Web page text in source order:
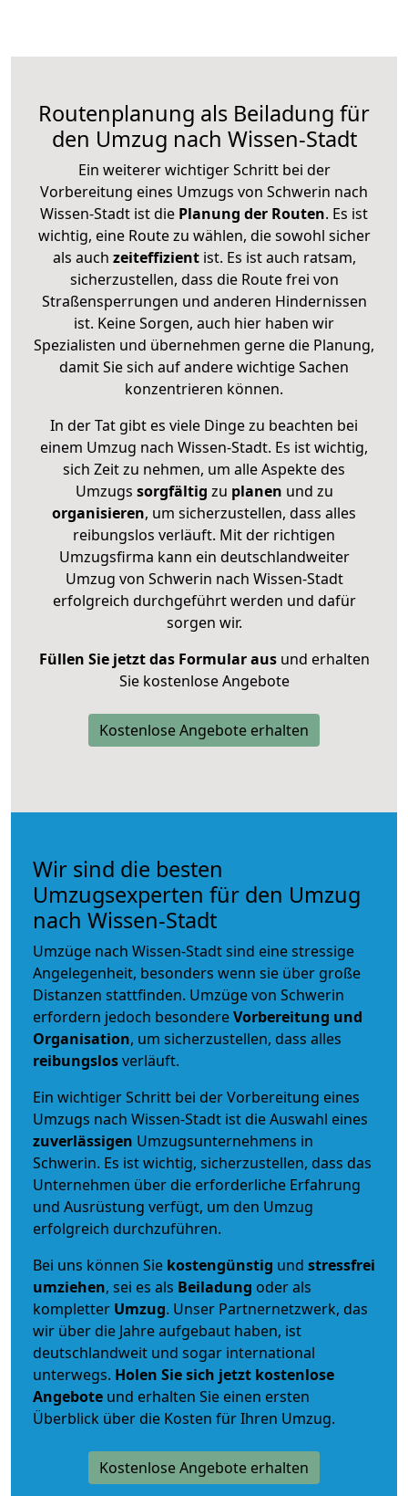
Routenplanung als Beiladung für
den Umzug nach Wissen-Stadt
Ein weiterer wichtiger Schritt bei der
Vorbereitung eines Umzugs von Schwerin nach
Wissen-Stadt ist die Planung der Routen. Es ist
wichtig, eine Route zu wählen, die sowohl sicher
als auch zeiteffizientist. Es ist auch ratsam,
sicherzustellen, dass die Route frei von
Straßensperrungen und anderen Hindernissen
ist. Keine Sorgen, auch hier haben wir
Spezialisten und übernehmen gerne die Planung,
damit Sie sich auf andere wichtige Sachen
konzentrieren können.
In der Tat gibt es viele Dinge zu beachten bei
einem Umzug nach Wissen-Stadt. Es ist wichtig,
sich Zeit zu nehmen, um alle Aspekte des
Umzugs sorgfältig zu planen und zu
organisieren, um sicherzustellen, dass alles
reibungslos verläuft. Mit der richtigen
Umzugsfirma kann ein deutschlandweiter
Umzug von Schwerin nach Wissen-Stadt
erfolgreich durchgeführt werden und dafür
sorgen wir.
Füllen Sie jetzt das Formular ausund erhalten
Sie kostenlose Angebote
Kostenlose Angebote erhalten
Wir sind die besten
Umzugsexperten für den Umzug
nach Wissen-Stadt
Umzüge nach Wissen-Stadt sind eine stressige
Angelegenheit, besonders wenn sie über große
Distanzen stattfinden. Umzüge von Schwerin
erfordern jedoch besondereVorbereitung und
Organisation, um sicherzustellen, dass alles
reibungslosverläuft.
Ein wichtiger Schritt bei der Vorbereitung eines
Umzugs nach Wissen-Stadt ist die Auswahl eines
zuverlässigen Umzugsunternehmens in
Schwerin. Es ist wichtig, sicherzustellen, dass das
Unternehmen über die erforderliche Erfahrung
und Ausrüstung verfügt, um den Umzug
erfolgreich durchzuführen.
Bei uns können Sie kostengünstig und stressfrei
umziehen, sei es als Beiladung oder als
kompletter Umzug. Unser Partnernetzwerk, das
wir über die Jahre aufgebaut haben, ist
deutschlandweit und sogar international
unterwegs. Holen Sie sich jetzt kostenlose
Angebote und erhalten Sie einen ersten
Überblick über die Kosten für Ihren Umzug.
Kostenlose Angebote erhalten